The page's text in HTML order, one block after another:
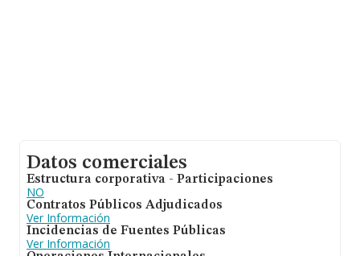
Datos comerciales
Estructura corporativa - Participaciones
NO
Contratos Públicos Adjudicados
Ver Información
Incidencias de Fuentes Públicas
Ver Información